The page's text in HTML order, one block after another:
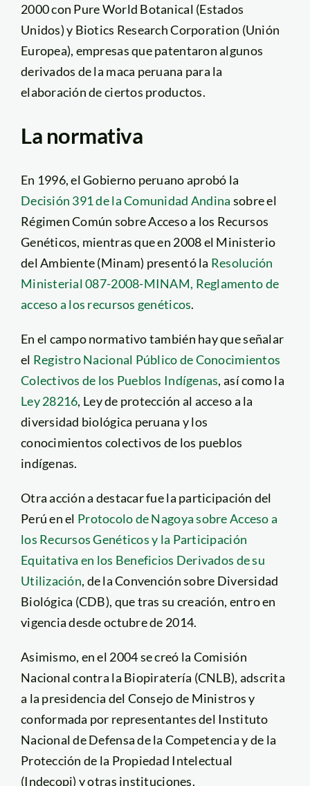
2000 con Pure World Botanical (Estados
Unidos) y Biotics Research Corporation (Unión
Europea), empresas que patentaron algunos
derivados de la maca peruana para la
elaboración de ciertos productos.
La normativa
En 1996, el Gobierno peruano aprobó la
Decisión 391 de la Comunidad Andina sobre el
Régimen Común sobre Acceso a los Recursos
Genéticos, mientras que en 2008 el Ministerio
del Ambiente (Minam) presentó la Resolución
Ministerial 087-2008-MINAM, Reglamento de
acceso a los recursos genéticos.
En el campo normativo también hay que señalar
el Registro Nacional Público de Conocimientos
Colectivos de los Pueblos Indígenas, así como la
Ley 28216, Ley de protección al acceso a la
diversidad biológica peruana y los
conocimientos colectivos de los pueblos
indígenas.
Otra acción a destacar fue la participación del
Perú en el Protocolo de Nagoya sobre Acceso a
los Recursos Genéticos y la Participación
Equitativa en los Beneficios Derivados de su
Utilización, de la Convención sobre Diversidad
Biológica (CDB), que tras su creación, entro en
vigencia desde octubre de 2014.
Asimismo, en el 2004 se creó la Comisión
Nacional contra la Biopiratería (CNLB), adscrita
a la presidencia del Consejo de Ministros y
conformada por representantes del Instituto
Nacional de Defensa de la Competencia y de la
Protección de la Propiedad Intelectual
(Indecopi) y otras instituciones.